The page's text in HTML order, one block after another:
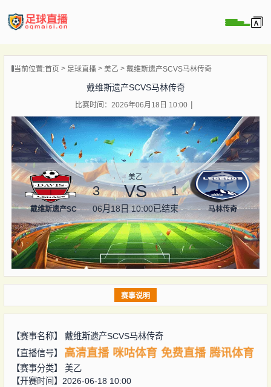
播
闻
当前位置:首页 足球直播 美乙 戴维斯遗产SCVS马林传奇
戴维斯遗产SCVS马林传奇
比赛时间：2026年06月18日 10:00
戴维斯遗产SC
美乙
3 VS 1
06月18日 10:00已结束 马林传奇
赛事说明
【赛事名称】 戴维斯遗产SCVS马林传奇
【直播信号】
高清直播 咪咕体育 免费直播 腾讯体育
【赛事分类】 美乙
【开赛时间】2026-06-18 10:00